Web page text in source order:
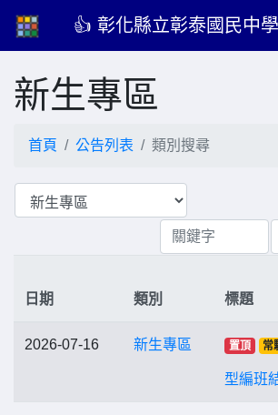
👍 彰化縣立彰泰國民中
新生專區
首頁 公告列表 類別搜尋
日期 類別 標題
2026-07-16 新生專區 置頂 常
型編班